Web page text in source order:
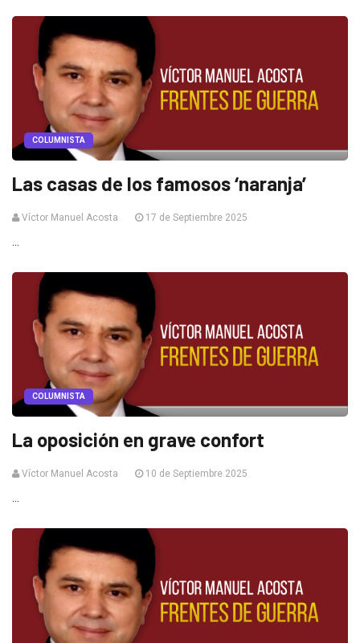
COLUMNISTA
Las casas de los famosos ‘naranja’
Víctor Manuel Acosta 17 de Septiembre 2025
COLUMNISTA
La oposición en grave confort
Víctor Manuel Acosta 10 de Septiembre 2025